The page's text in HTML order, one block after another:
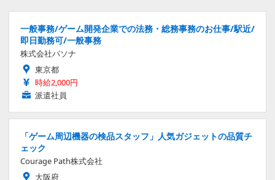
一般事務/ゲーム開発企業での法務・総務事務のお仕事/駅近/
即日勤務可/一般事務
株式会社パソナ
東京都
時給2,000円
派遣社員
「ゲーム周辺機器の検品スタッフ」人気ガジェットの品質チ
ェック
Courage Path株式会社
大阪府